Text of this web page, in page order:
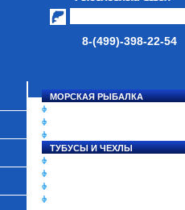
8-(499)-398-22-54
МОРСКАЯ РЫБАЛКА
ТУБУСЫ И ЧЕХЛЫ